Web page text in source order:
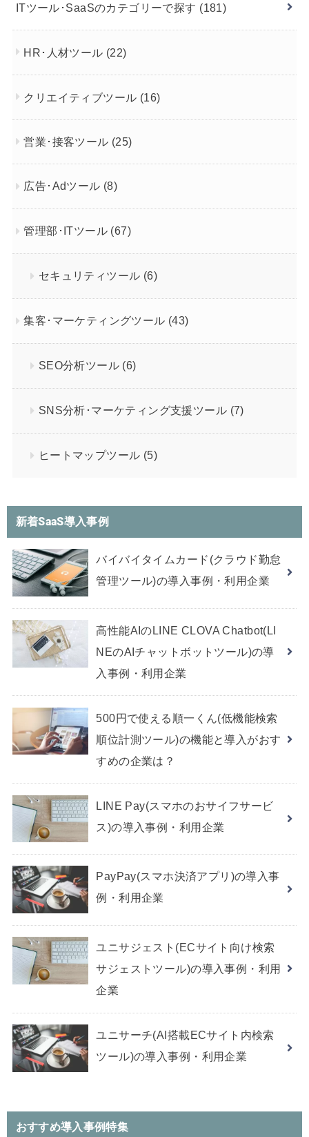
ITツール･SaaSのカテゴリーで探す (181)
HR･人材ツール (22)
クリエイティブツール (16)
営業･接客ツール (25)
広告･Adツール (8)
管理部･ITツール (67)
セキュリティツール (6)
集客･マーケティングツール (43)
SEO分析ツール (6)
SNS分析･マーケティング支援ツール (7)
ヒートマップツール (5)
新着SaaS導入事例
バイバイタイムカード(クラウド勤怠
管理ツール)の導入事例・利用企業
高性能AIのLINE CLOVA Chatbot(LI
NEのAIチャットボットツール)の導
入事例・利用企業
500円で使える順一くん(低機能検索
順位計測ツール)の機能と導入がおす
すめの企業は？
LINE Pay(スマホのおサイフサービ
ス)の導入事例・利用企業
PayPay(スマホ決済アプリ)の導入事
例・利用企業
ユニサジェスト(ECサイト向け検索
サジェストツール)の導入事例・利用
企業
ユニサーチ(AI搭載ECサイト内検索
ツール)の導入事例・利用企業
おすすめ導入事例特集